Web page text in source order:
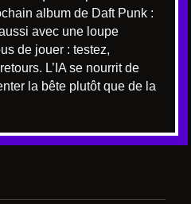
album de Daft Punk :
avec une loupe
de jouer : testez,
L’IA se nourrit de
la bête plutôt que de la